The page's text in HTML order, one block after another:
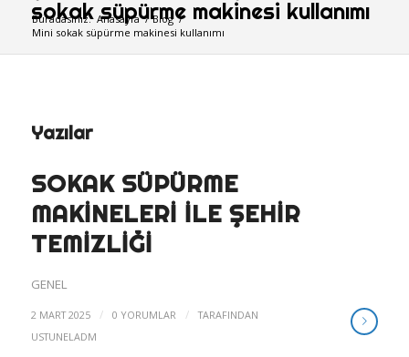
sokak süpürme makinesi kullanımı
Buradasınız: Anasayfa / Blog /
Mini sokak süpürme makinesi kullanımı
Yazılar
SOKAK SÜPÜRME
MAKINELERI ILE ŞEHIR
TEMIZLIĞI
GENEL
2 MART 2025 / 0 YORUMLAR /
TARAFINDAN
USTUNELADM